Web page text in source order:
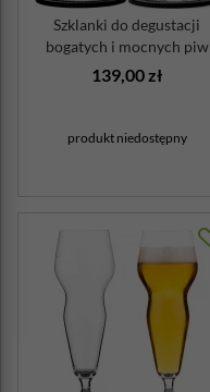
Szklanki do degustacji
bogatych i mocnych piw
139,00 zł
produkt niedostępny